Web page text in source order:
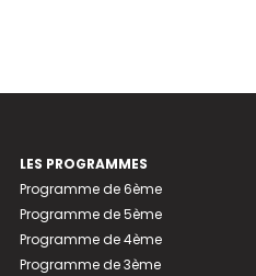
LES PROGRAMMES
Programme de 6ème
Programme de 5ème
Programme de 4ème
Programme de 3ème